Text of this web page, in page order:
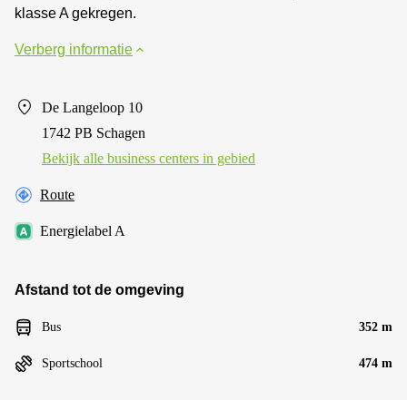
klasse A gekregen.
Verberg informatie
De Langeloop 10
1742 PB Schagen
Bekijk alle business centers in gebied
Route
Energielabel A
Afstand tot de omgeving
Bus 352 m
Sportschool 474 m